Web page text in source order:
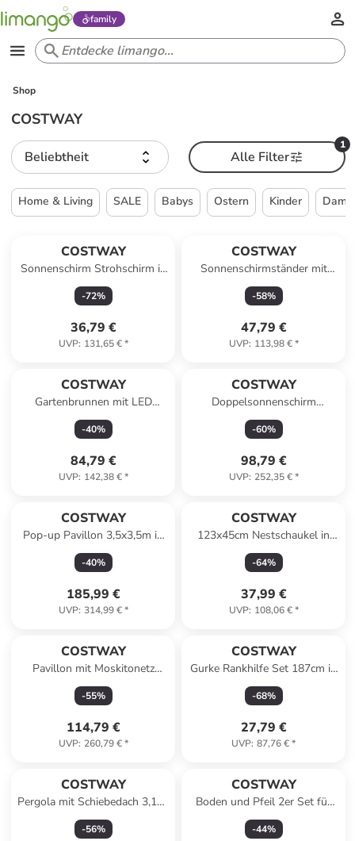
family
Shop
COSTWAY
Beliebtheit
1
Alle Filter
Home & Living SALE Babys Ostern Kinder
COSTWAY
Sonnenschirm Strohschirm in
Beige
-72%
36,79 €
UVP: 131,65 €*
COSTWAY
Sonnenschirmständer mit
Rollen Φ52cm in Schwarz
-58%
47,79 €
UVP: 113,98 €*
COSTWAY
Gartenbrunnen mit LED
Beleuchtung & Pumpe 45 x
45 x 23,5 cm in Schwarz
-40%
84,79 €
UVP: 142,38 €*
COSTWAY
Doppelsonnenschirm
426x265cm in Braun
-60%
98,79 €
UVP: 252,35 €*
COSTWAY
Pop-up Pavillon 3,5x3,5m in
Braun
-40%
185,99 €
UVP: 314,99 €*
COSTWAY
123x45cm Nestschaukel in
Bunt
-64%
37,99 €
UVP: 108,06 €*
COSTWAY
Pavillon mit Moskitonetz
3x3m UV-Schutz 50+ in Beige
-55%
114,79 €
UVP: 260,79 €*
COSTWAY
Gurke Rankhilfe Set 187cm in
Schwarz
-68%
27,79 €
UVP: 87,76 €*
COSTWAY
Pergola mit Schiebedach 3,1x3,1m
in Grau
-56%
COSTWAY
Boden und Pfeil 2er Set für
Kinder in Bunt
-44%